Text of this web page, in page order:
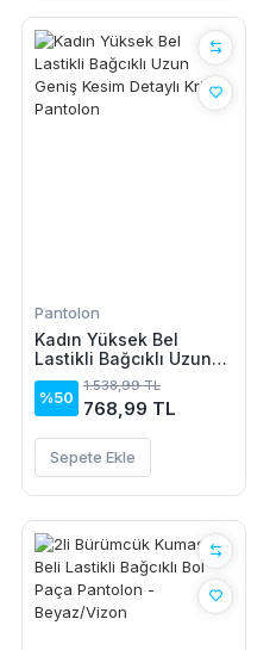
Pantolon
Kadın Yüksek Bel
Lastikli Bağcıklı Uzun
Geniş Kesim Detaylı
Krinkıl Pantolon
%50
1.538,99 TL
768,99 TL
Sepete Ekle